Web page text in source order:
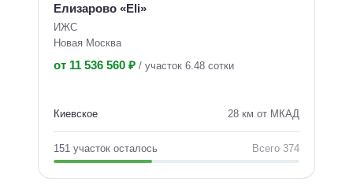
Елизарово «Eli»
ИЖС
Новая Москва
от 11 536 560 ₽ / участок 6.48 сотки
Киевское 28 км от МКАД
151 участок осталось Всего 374